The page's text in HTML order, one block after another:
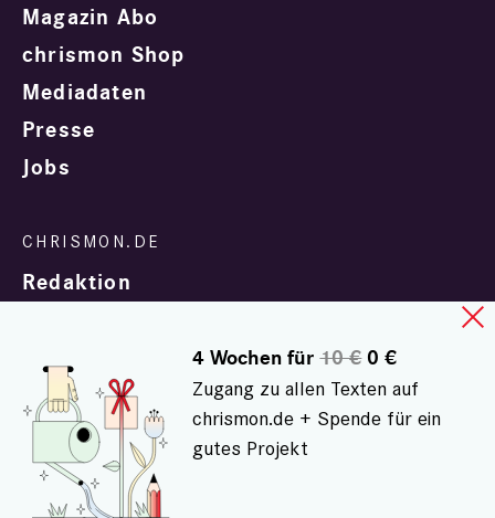
Magazin Abo
chrismon Shop
Mediadaten
Presse
Jobs
Redaktion
In Zusammenarbeit mit
4 Wochen für10 €0 €
Zugang zu allen Texten auf
chrismon.de + Spende für ein
gutes Projekt